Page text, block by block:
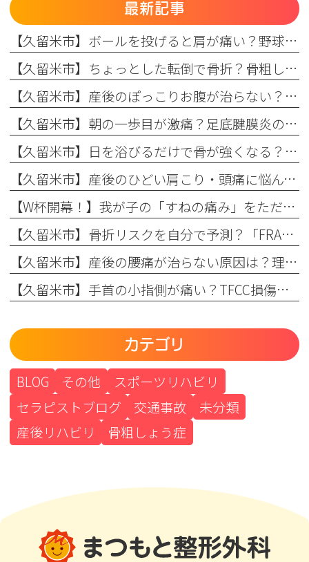
最新記事
【久留米市】ボールを投げると肩が痛い？野球肩の原因・症状とまつもと整形外科のリハビリ
【久留米市】ちょっとした転倒で骨折？骨粗しょう症と転倒予防の関係を理学療法士が解説！
【久留米市】産後のぽっこりお腹が治らない？原因と理学療法士が教える改善リハビリ
【久留米市】朝の一歩目が激痛？足底腱膜炎の原因・予防策と整形外科でのリハビリ治療を解説！
【久留米市】日を浴びるだけで骨が強くなる？骨粗しょう症予防に欠かせない日光浴の重要性とリハビリのコツ
【久留米市】産後のひどい肩こり・頭痛に悩んでいませんか？理学療法士が教える根本原因とリハビリの重要性
【W杯開幕！】我が子の「すねの痛み」をただの成長痛で終わらせない
【久留米市】骨折リスクを自分で予測？「FRAX」の仕組みとまつもと整形外科での活用法
【久留米市】産後の腰痛が治らない原因は？理学療法士が教える骨盤ケアとリハビリの重要性
【久留米市】手首の小指側が痛い？TFCC損傷（三角線維軟骨複合体損傷）の正しい治療法とリハビリについて
カテゴリ
BLOG その他
スポーツリハビリ
セラピストブログ
交通事故
未分類
産後リハビリ
骨粗しょう症